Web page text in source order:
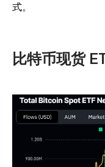
式。
比特币现货